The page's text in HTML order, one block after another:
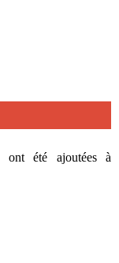
ont été ajoutées à